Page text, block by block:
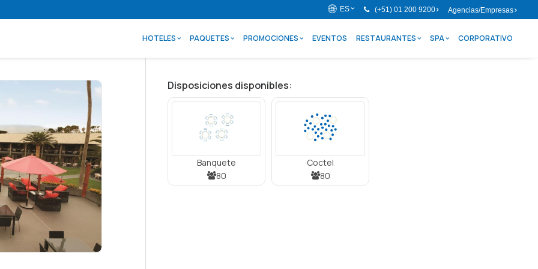
ES (+51) 01 200 9200 Agencias/Empresas
HOTELES PAQUETES PROMOCIONES EVENTOS RESTAURANTES SPA CORPORATIVO
Disposiciones disponibles:
Banquete
80
Coctel
80